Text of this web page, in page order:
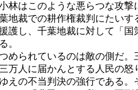
林はこのような悪らつな攻撃
地裁での耕作権裁判にたい
護し、千葉地裁に対して「
。
められているのは敵の側だ。
万人に届かんとする人民の
えの不当判決の強行である